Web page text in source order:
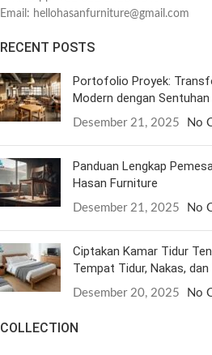
Email: hellohasanfurniture@gmail.com
RECENT POSTS
Portofolio Proyek:
Modern dengan
Desember 21, 2025 No
Panduan Lengkap
Hasan Furniture
Desember 21, 2025 No
Ciptakan Kamar Tidur
Tempat Tidur, Nakas, dan
Desember 20, 2025 No
COLLECTION